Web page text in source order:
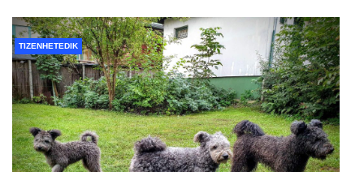
TIZENHETEDIK